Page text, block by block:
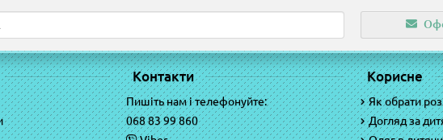
Контакти
Пишіть нам і телефонуйте:
068 83 99 860
Корисне
Як обрати
Догляд за